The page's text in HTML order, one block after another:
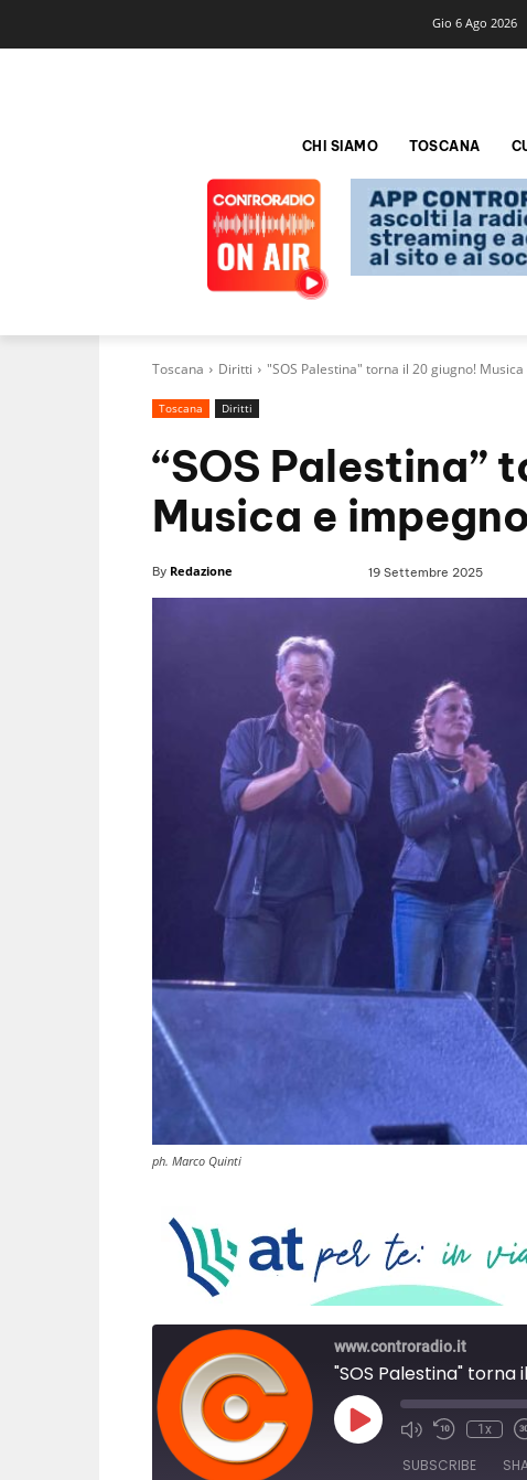
Gio 6 Ago 2026
CHI SIAMO TOSCANA
Toscana Diritti "SOS Palestina" torna il 20 giugno!
Toscana Diritti
“SOS Palestina”
Musica e
By Redazione 19 Settembre 2025
ph. Marco Quinti
www.controradio.it
"SOS Palestina"
P
l
1x
SUBSCRIBE